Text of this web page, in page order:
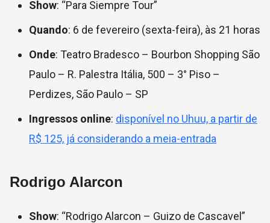
Show: “Para Siempre Tour”
Quando: 6 de fevereiro (sexta-feira), às 21 horas
Onde: Teatro Bradesco – Bourbon Shopping São
Paulo – R. Palestra Itália, 500 – 3° Piso –
Perdizes, São Paulo – SP
Ingressos online: disponível no Uhuu, a partir de
R$ 125, já considerando a meia-entrada
Rodrigo Alarcon
Show: “Rodrigo Alarcon – Guizo de Cascavel”